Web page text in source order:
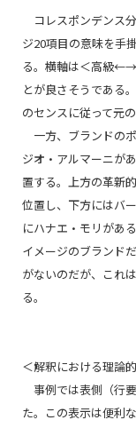
コレスポンデンス
ジ20項目の意味を手
る。横軸は＜高級
とが良さそうである
のセンスに従って元
一方、ブランドの
ジオ・アルマーニが
置する。上方の革新
位置し、下方にはバ
にハナエ・モリがあ
イメージのブランド
がないのだが、これ
る。
＜解釈における理論
事例では表側（行
た。この表示は便利